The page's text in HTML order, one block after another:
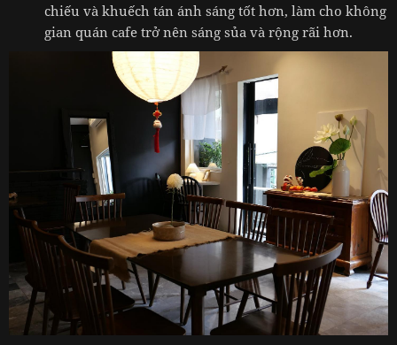
chiếu và khuếch tán ánh sáng tốt hơn, làm cho không
gian quán cafe trở nên sáng sủa và rộng rãi hơn.